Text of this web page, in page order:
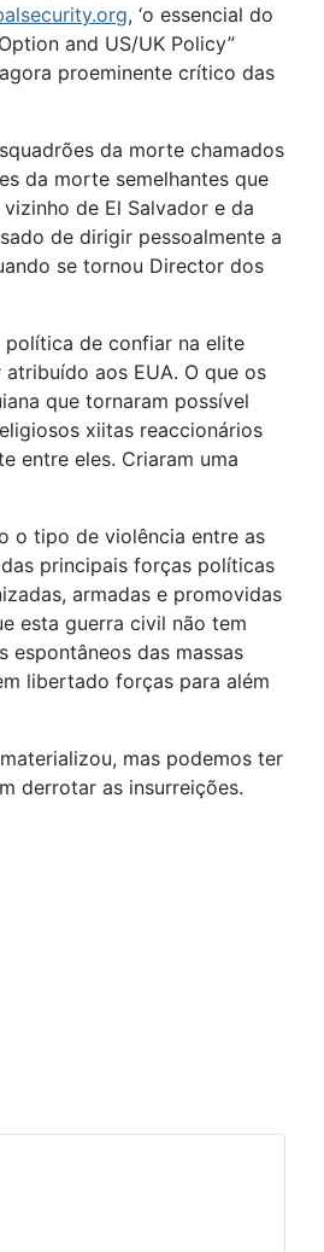
, ‘o essencial do
and US/UK Policy”
proeminente crítico das
da morte chamados
da morte semelhantes que
de El Salvador e da
de dirigir pessoalmente a
se tornou Director dos
política de confiar na elite
aos EUA. O que os
que tornaram possível
xiitas reaccionários
entre eles. Criaram uma
o tipo de violência entre as
principais forças políticas
armadas e promovidas
esta guerra civil não tem
espontâneos das massas
libertado forças para além
mas podemos ter
derrotar as insurreições.